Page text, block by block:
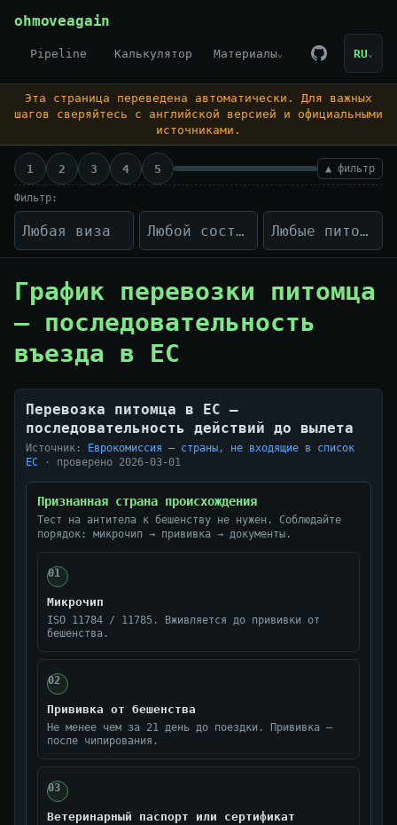
ohmoveagain
Pipeline Калькулятор Материалы⌄ RU⌄
Эта страница переведена автоматически. Для важных
шагов сверяйтесь с английской версией и официальными
источниками.
1 2 3 4 5 ▲ фильтр
Фильтр:
График перевозки питомца
— последовательность
въезда в ЕС
Перевозка питомца в ЕС —
последовательность действий до вылета
Источник: Еврокомиссия — страны, не входящие в список
ЕС · проверено 2026-03-01
Признанная страна происхождения
Тест на антитела к бешенству не нужен. Соблюдайте
порядок: микрочип → прививка → документы.
01
Микрочип
ISO 11784 / 11785. Вживляется до прививки от
бешенства.
02
Прививка от бешенства
Не менее чем за 21 день до поездки. Прививка —
после чипирования.
03
Ветеринарный паспорт или сертификат